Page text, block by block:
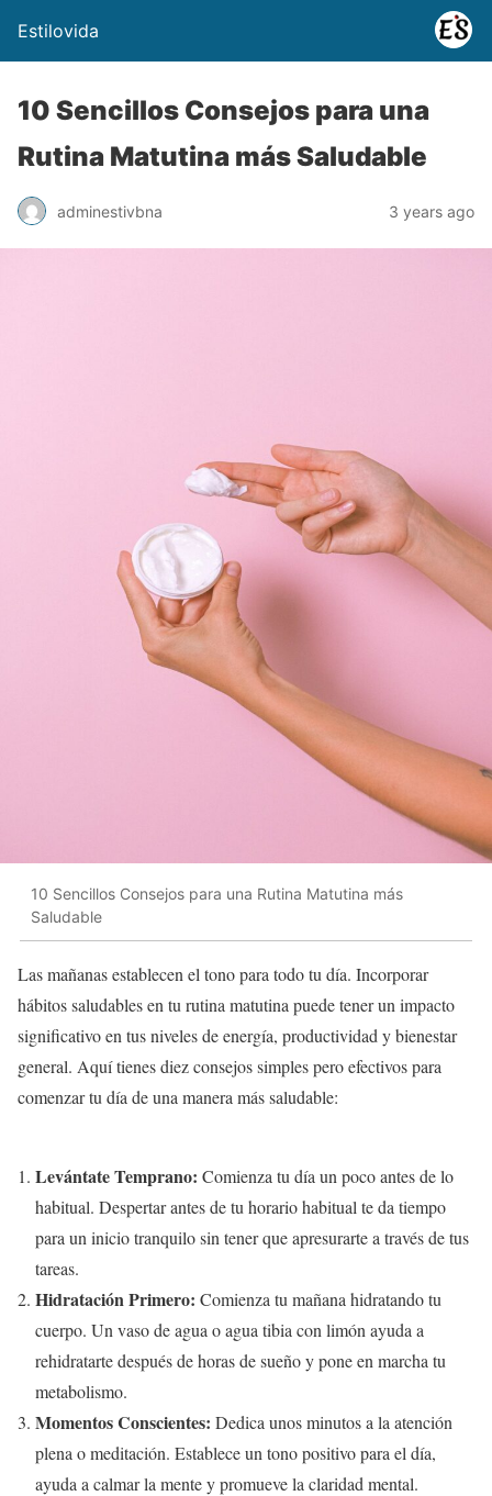
Estilovida
10 Sencillos Consejos para una
Rutina Matutina más Saludable
adminestivbna 3 years ago
10 Sencillos Consejos para una Rutina Matutina más
Saludable
Las mañanas establecen el tono para todo tu día. Incorporar
hábitos saludables en tu rutina matutina puede tener un impacto
significativo en tus niveles de energía, productividad y bienestar
general. Aquí tienes diez consejos simples pero efectivos para
comenzar tu día de una manera más saludable:
Levántate Temprano: Comienza tu día un poco antes de lo
habitual. Despertar antes de tu horario habitual te da tiempo
para un inicio tranquilo sin tener que apresurarte a través de tus
tareas.
Hidratación Primero: Comienza tu mañana hidratando tu
cuerpo. Un vaso de agua o agua tibia con limón ayuda a
rehidratarte después de horas de sueño y pone en marcha tu
metabolismo.
Momentos Conscientes: Dedica unos minutos a la atención
plena o meditación. Establece un tono positivo para el día,
ayuda a calmar la mente y promueve la claridad mental.